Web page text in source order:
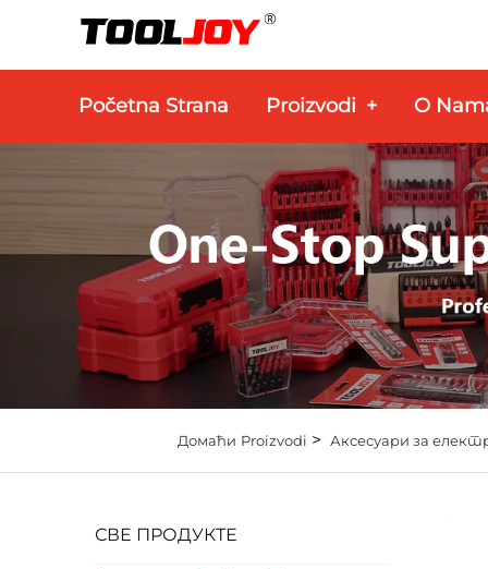
Početna Strana Proizvodi + O
Домаћи Proizvodi > Аксесуари за
СВЕ ПРОДУКТЕ